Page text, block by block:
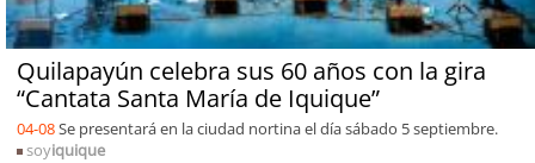
Quilapayún celebra sus 60 años con la gira
“Cantata Santa María de Iquique”
04-08Se presentará en la ciudad nortina el día sábado 5 septiembre.
soyiquique